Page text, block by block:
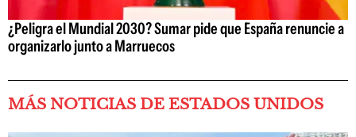
¿Peligra el Mundial 2030? Sumar pide que España renuncie a
organizarlo junto a Marruecos
MÁS NOTICIAS DE ESTADOS UNIDOS